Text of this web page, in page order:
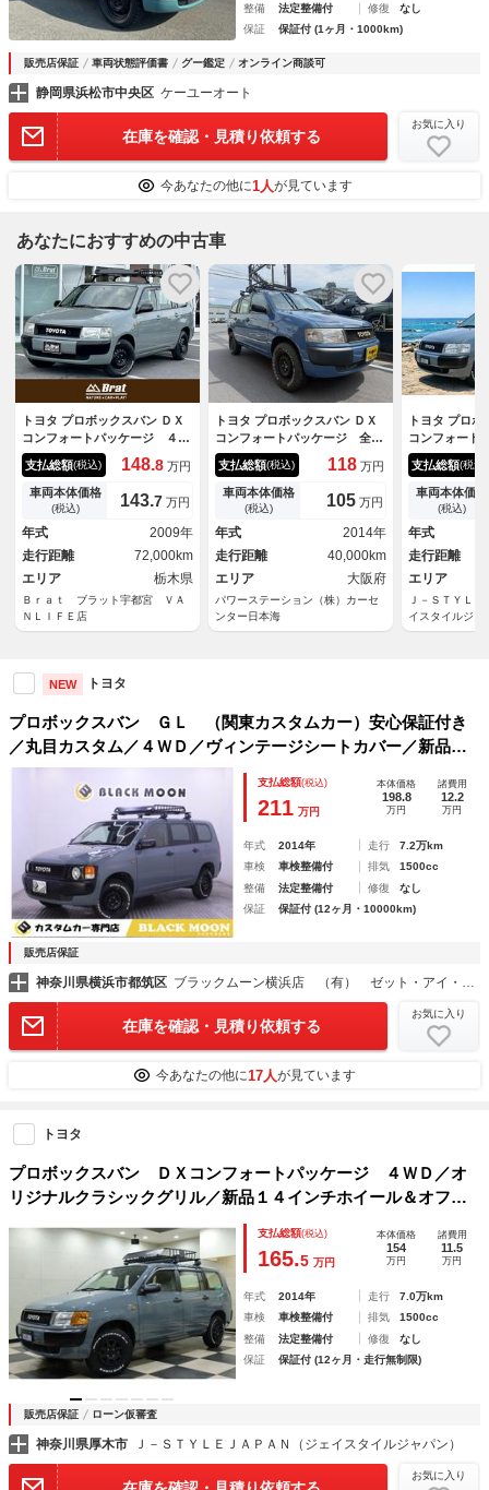
整備
法定整備付 修復
なし
保証
保証付 (1ヶ月・1000km)
販売店保証 車両状態評価書 グー鑑定 オンライン商談可
静岡県浜松市中央区 ケーユーオート
在庫を確認・見積り依頼する
お気に入り
今あなたの他に1人が見ています
あなたにおすすめの中古車
トヨタ プロボックスバン ＤＸ
コンフォートパッケージ ４Ｗ
Ｄ ５Ｆ 全塗装アーバンカー
キ メッシュグリル ＴＯＹＯ
ＴＡロゴ エンブレム／ドアミ
ラー／ドアハンドル／バンパー
ブラック塗装 純正ナビ バッ
クカメラ ＢＴ接続 ワンセグ
ＴＶ ルーフラック キャリア
支払総額(税込) 148.8 万円
車両本体価格
(税込) 143.7 万円
年式
2009年
走行距離
72,000km
エリア
栃木県
Ｂｒａｔ ブラット宇都宮 ＶＡ
ＮＬＩＦＥ店
トヨタ プロボックスバン ＤＸ
コンフォートパッケージ 全塗
装 禁煙 ブラックスチールホ
イール仕様
支払総額(税込) 118 万円
車両本体価格
(税込) 105 万円
年式
2014年
走行距離
40,000km
エリア
大阪府
パワーステーション（株）カーセ
ンター日本海
トヨタ プロ
コンフォート
ジナルクラシ
１４インチホ
ドタイヤ／リ
キャリア／テ
ディースモー
レイオーディ
／ＥＴＣ
支払総額(税込)
車両本体価格
(税込)
年式
走行距離
エリア
Ｊ－ＳＴＹＬ
イスタイルジャ
NEW トヨタ
プロボックスバン ＧＬ （関東カスタムカー）安心保証付き
／丸目カスタム／４ＷＤ／ヴィンテージシートカバー／新品ホ
イール／新品アウトドアタイヤ／キャリアラック／ＴＯＹＯＴ
Ａエンブレム／ＥＴＣ／テレビ／Ｂｌｕｅｔｏｏｔｈ／
支払総額(税込)
211 万円
本体価格
198.8
万円
諸費用
12.2
万円
年式 2014年 走行
7.2万km
車検
車検整備付 排気
1500cc
整備
法定整備付 修復
なし
保証
保証付 (12ヶ月・10000km)
販売店保証
神奈川県横浜市都筑区 ブラックムーン横浜店 （有） ゼット・アイ・エス
在庫を確認・見積り依頼する
お気に入り
今あなたの他に17人が見ています
トヨタ
プロボックスバン ＤＸコンフォートパッケージ ４ＷＤ／オ
リジナルクラシックグリル／新品１４インチホイール＆オフロ
ードタイヤ／リフトアップ／新品キャリア／テールレンズキャ
ンディースモーク塗装／／ＥＴＣ／ドライブレコーダー／色替
支払総額(税込)
165.5 万円
本体価格
154
万円
諸費用
11.5
万円
年式 2014年 走行
7.0万km
車検
車検整備付 排気
1500cc
整備
法定整備付 修復
なし
保証
保証付 (12ヶ月・走行無制限)
販売店保証 ローン仮審査
神奈川県厚木市 Ｊ－ＳＴＹＬＥＪＡＰＡＮ（ジェイスタイルジャパン）
お気に入り